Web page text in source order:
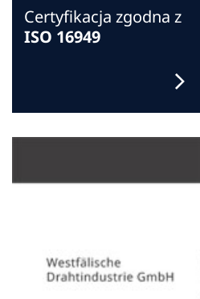
Certyfikacja zgodna z
ISO 16949